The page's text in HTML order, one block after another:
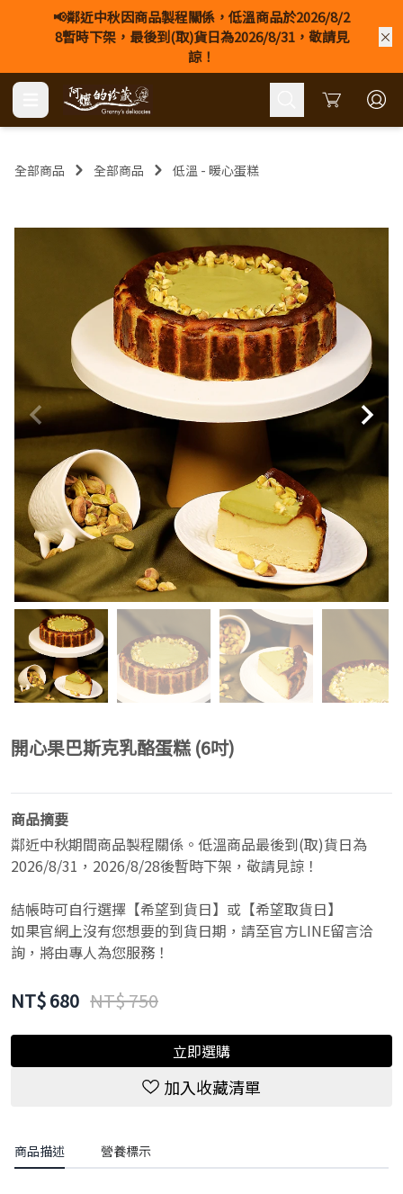
📢鄰近中秋因商品製程關係，低溫商品於2026/8/2
8暫時下架，最後到(取)貨日為2026/8/31，敬請見
諒！
Cart
全部商品 全部商品 低溫 - 暖心蛋糕
開心果巴斯克乳酪蛋糕 (6吋)
商品摘要
鄰近中秋期間商品製程關係。低溫商品最後到(取)貨日為
2026/8/31，2026/8/28後暫時下架，敬請見諒！
結帳時可自行選擇【希望到貨日】或【希望取貨日】
如果官網上沒有您想要的到貨日期，請至官方LINE留言洽
詢，將由專人為您服務！
NT$680 NT$ 750
立即選購
加入收藏清單
商品描述 營養標示